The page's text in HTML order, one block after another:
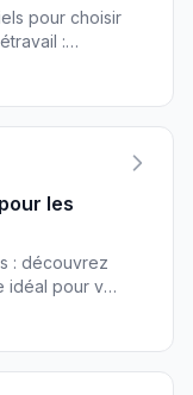
pour choisir
:
les
: découvrez
idéal pour vos
photo, prix...